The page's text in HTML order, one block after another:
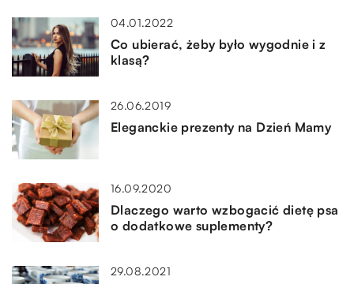
04.01.2022
Co ubierać, żeby było wygodnie i z
klasą?
26.06.2019
Eleganckie prezenty na Dzień Mamy
16.09.2020
Dlaczego warto wzbogacić dietę psa
o dodatkowe suplementy?
29.08.2021